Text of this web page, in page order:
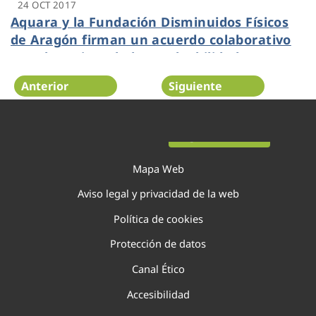
24 OCT 2017
Aquara y la Fundación Disminuidos Físicos
de Aragón firman un acuerdo colaborativo
para la mejora de la empleabilidad.
Anterior Siguiente
Mapa Web
Aviso legal y privacidad de la web
Política de cookies
Protección de datos
Canal Ético
Accesibilidad